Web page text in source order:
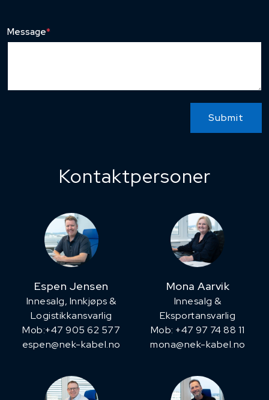
Message*
Submit
Kontaktpersoner
Espen Jensen
Innesalg, ​Innkjøps &
Logistikkansvarlig
Mob:+47 905 62 577
espen@nek-kabel.no
Mona Aarvik
Innesalg &
Eksportansvarlig
Mob: +47 97 74 88 11
mona@nek-kabel.no